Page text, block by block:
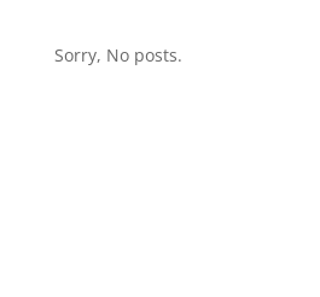
Sorry, No posts.